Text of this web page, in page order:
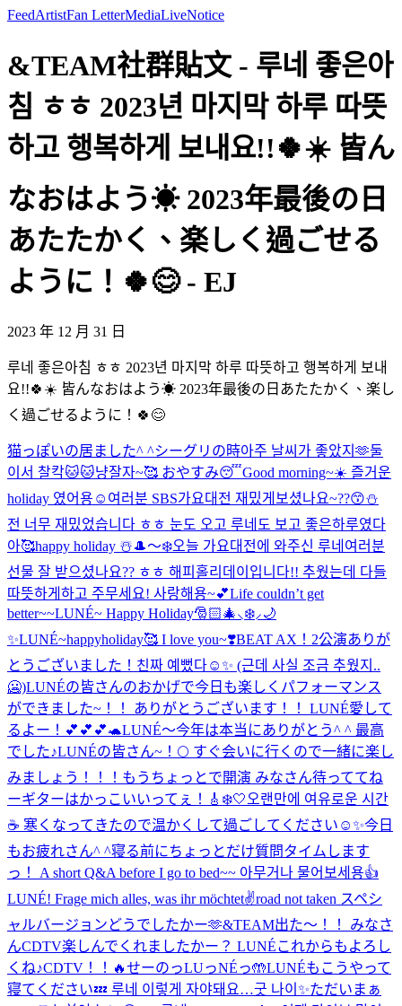
FeedArtistFan LetterMediaLiveNotice
&TEAM社群貼文 - 루네 좋은아
침 ㅎㅎ 2023년 마지막 하루 따뜻
하고 행복하게 보내요!!🍀☀️ 皆ん
なおはよう☀ 2023年最後の日
あたたかく、楽しく過ごせる
ように！🍀😊 - EJ
2023 年 12 月 31 日
루네 좋은아침 ㅎㅎ 2023년 마지막 하루 따뜻하고 행복하게 보내
요!!🍀☀️ 皆んなおはよう☀ 2023年最後の日あたたかく、楽し
く過ごせるように！🍀😊
猫っぽいの居ました^ ^シーグリの時아주 날씨가 좋았지🫶둘
이서 찰칵🐱🐱냥잘자~🥰 おやすみ😴Good morning~☀️ 즐거운
holiday 였어용☺️ 여러분 SBS가요대전 재밌게보셨나요~??😙⛄️
전 너무 재밌었습니다 ㅎㅎ 눈도 오고 루네도 보고 좋은하루였다
아🥰happy holiday ☃️🎩〜❄️오늘 가요대전에 와주신 루네여러분
선물 잘 받으셨나요?? ㅎㅎ 해피홀리데이입니다!! 추웠는데 다들
따뜻하게하고 주무세요! 사랑해용~💕Life couldn’t get
better~~LUNÉ~ Happy Holiday🎅🏻🎄⸜❄️⸝🌙
✨LUNÉ~happyholiday🥰 I love you~❣️BEAT AX！2公演ありが
とうございました！ 친짜 예뻤다☺️✨ (근데 사실 조금 추웠지..
🥶)LUNÉの皆さんのおかげで今日も楽しくパフォーマンス
ができました~！！ ありがとうございます！！ LUNÉ愛して
るよー！💕💕💕🐢LUNÉ〜今年は本当にありがとう^ ^ 最高
でした♪LUNÉの皆さん~！🌕 すぐ会いに行くので一緒に楽し
みましょう！！！ もうちょっとで開演 みなさん待っててね
ーギターはかっこいいってぇ！🎸 ❄️🤍 오랜만에 여유로운 시간
☕️ 寒くなってきたので温かくして過ごしてください☺️✨今日
もお疲れさん^ ^寝る前にちょっとだけ質問タイムします
っ！ A short Q&A before I go to bed~~ 아무거나 물어보세용👍
LUNÉ! Frage mich alles, was ihr möchtet✌️road not taken スペシ
ャルバージョンどうでしたかー🫶&TEAM出た〜！！ みなさ
んCDTV楽しんでくれましたかー？ LUNÉこれからもよろし
くね♪CDTV！！🔥せーのっLUっNÉっ🤲LUNÉもこうやって
寝てください💤 루네 이렇게 자야돼요…굿 나이✨ただいまぁ